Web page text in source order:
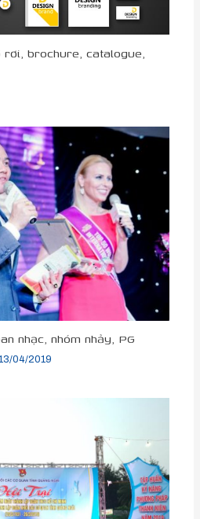
rơi, brochure, catalogue,
nhạc, nhóm nhảy, PG
04/2019